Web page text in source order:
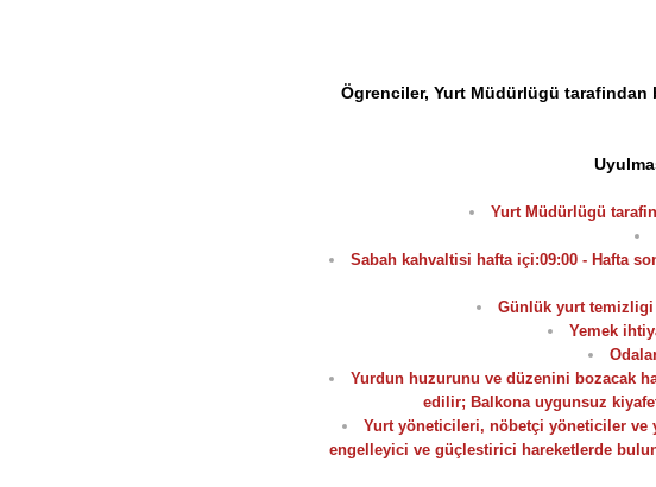
Ögrenciler, Yurt Müdürlügü
Yurt Müdürlügü
Sabah kahvaltisi hafta içi:09:00 - Hafta
Günlük yurt
Yemek
Yurdun huzurunu ve düzenini bozacak
edilir; Balkona uygunsuz
Yurt yöneticileri, nöbetçi yöneticiler
engelleyici ve güçlestirici hareketlerde